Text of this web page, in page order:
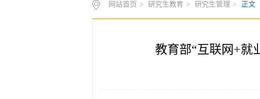
网站首页 > 研究生教育 > 研究生管理 > 正文
教育部“互联网+就